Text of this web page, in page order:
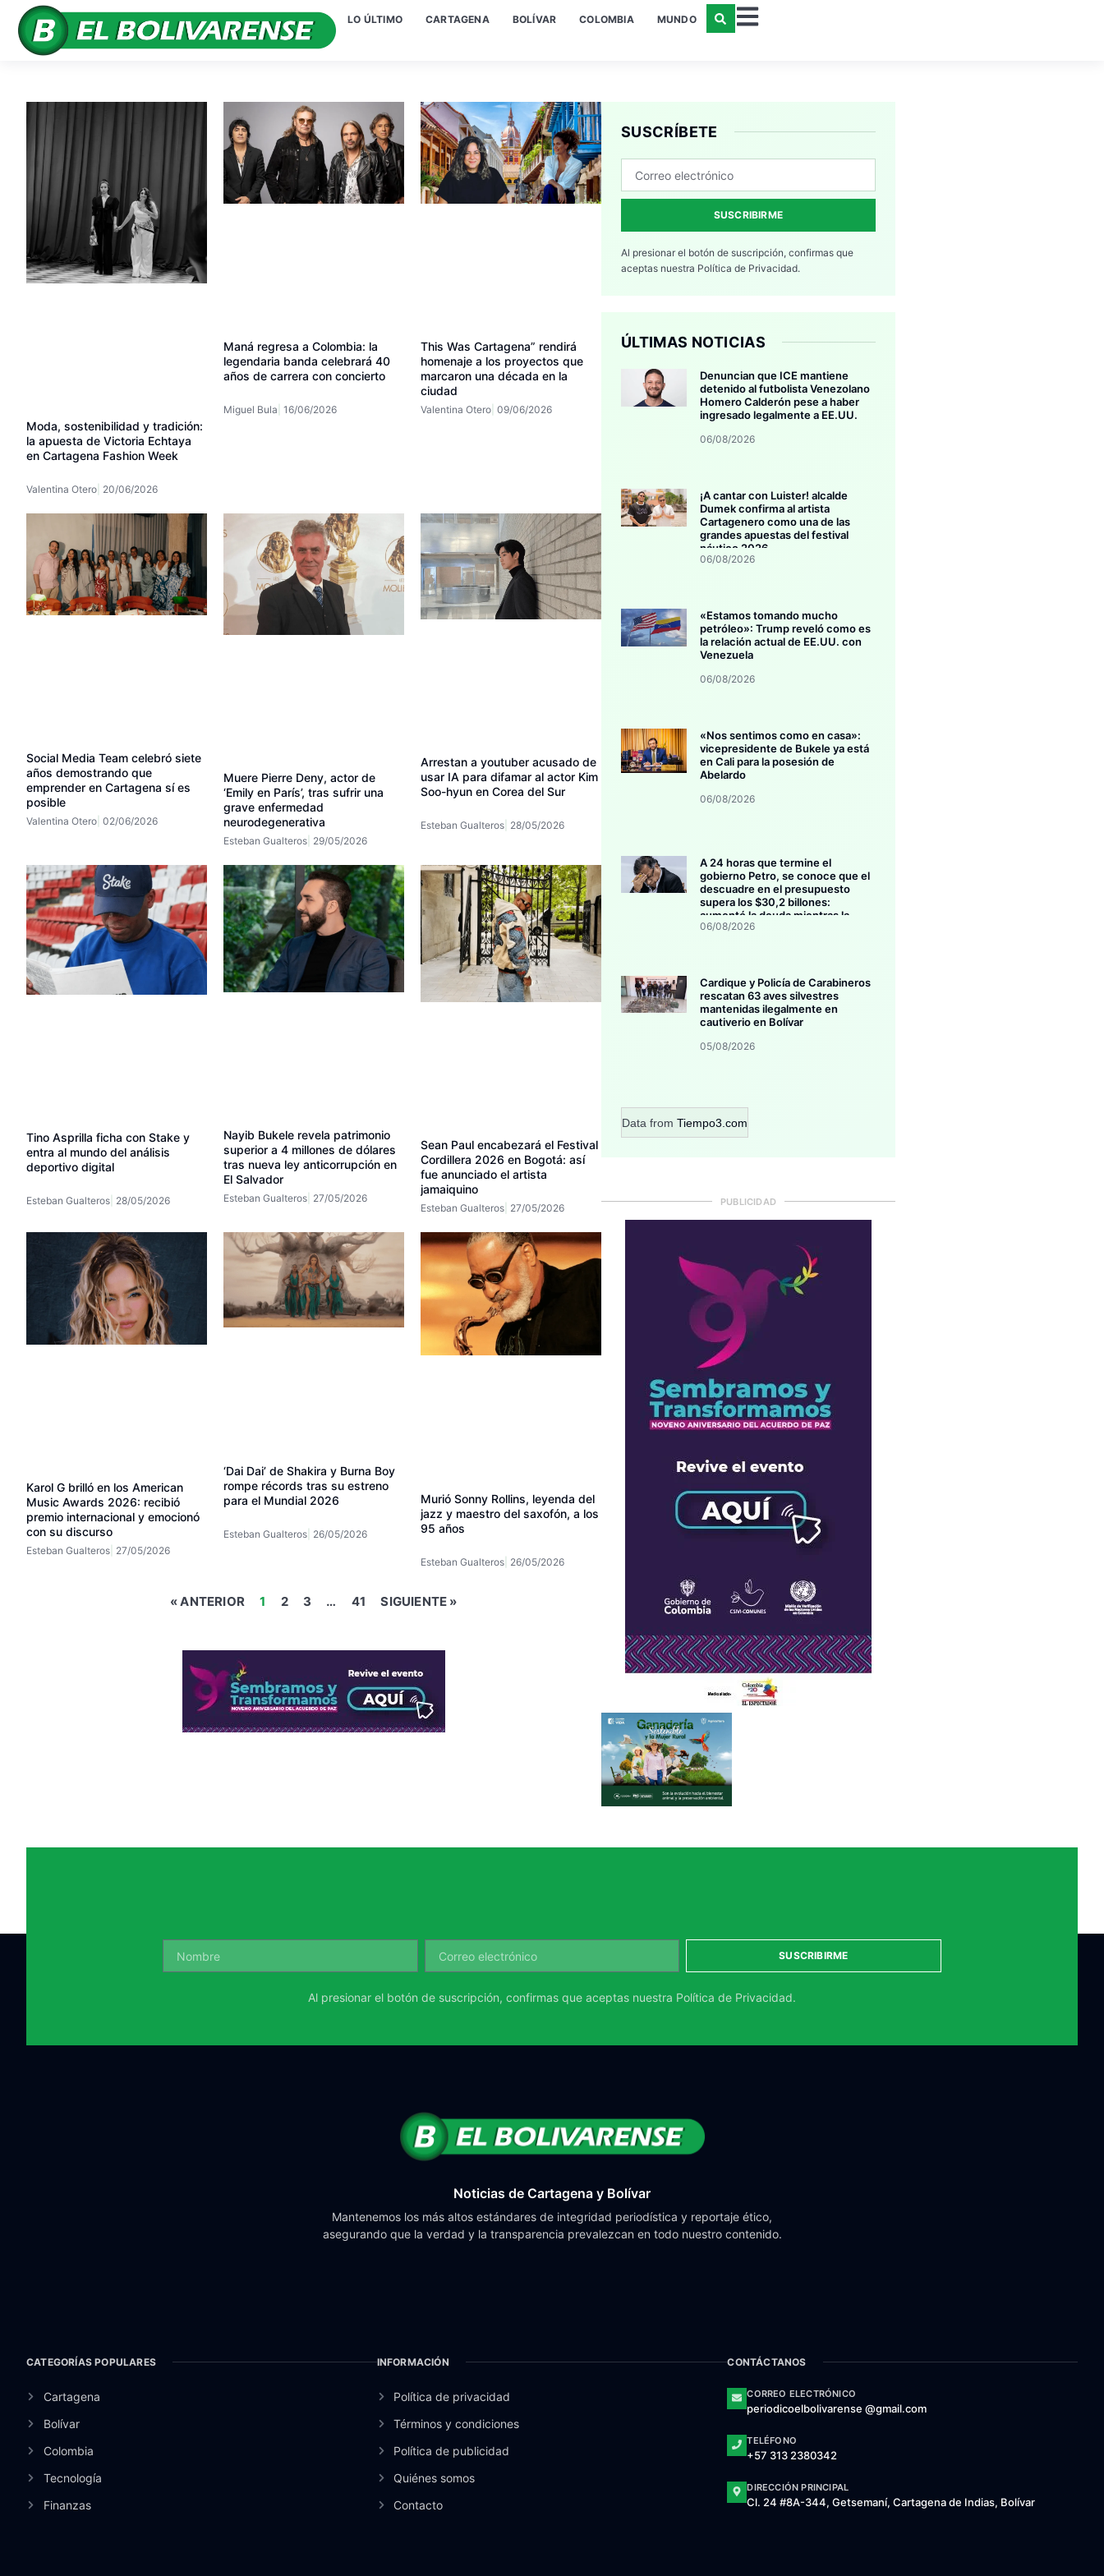
LO ÚLTIMO CARTAGENA BOLÍVAR COLOMBIA MUNDO
Moda, sostenibilidad y tradición:
la apuesta de Victoria Echtaya
en Cartagena Fashion Week
Valentina Otero 20/06/2026
Maná regresa a Colombia: la
legendaria banda celebrará 40
años de carrera con concierto
Miguel Bula 16/06/2026
This Was Cartagena” rendirá
homenaje a los proyectos que
marcaron una década en la
ciudad
Valentina Otero 09/06/2026
Social Media Team celebró siete
años demostrando que
emprender en Cartagena sí es
posible
Valentina Otero 02/06/2026
Muere Pierre Deny, actor de
‘Emily en París’, tras sufrir una
grave enfermedad
neurodegenerativa
Esteban Gualteros 29/05/2026
Arrestan a youtuber acusado de
usar IA para difamar al actor Kim
Soo-hyun en Corea del Sur
Esteban Gualteros 28/05/2026
Tino Asprilla ficha con Stake y
entra al mundo del análisis
deportivo digital
Esteban Gualteros 28/05/2026
Nayib Bukele revela patrimonio
superior a 4 millones de dólares
tras nueva ley anticorrupción en
El Salvador
Esteban Gualteros 27/05/2026
Sean Paul encabezará el Festival
Cordillera 2026 en Bogotá: así
fue anunciado el artista
jamaiquino
Esteban Gualteros 27/05/2026
Karol G brilló en los American
Music Awards 2026: recibió
premio internacional y emocionó
con su discurso
Esteban Gualteros 27/05/2026
‘Dai Dai’ de Shakira y Burna Boy
rompe récords tras su estreno
para el Mundial 2026
Esteban Gualteros 26/05/2026
Murió Sonny Rollins, leyenda del
jazz y maestro del saxofón, a los
95 años
Esteban Gualteros 26/05/2026
« ANTERIOR 1 2 3 … 41 SIGUIENTE »
SUSCRÍBETE
SUSCRIBIRME
Al presionar el botón de suscripción, confirmas que
aceptas nuestra Política de Privacidad.
ÚLTIMAS NOTICIAS
Denuncian que ICE mantiene
detenido al futbolista Venezolano
Homero Calderón pese a haber
ingresado legalmente a EE.UU.
06/08/2026
¡A cantar con Luister! alcalde
Dumek confirma al artista
Cartagenero como una de las
grandes apuestas del festival
náutico 2026
06/08/2026
«Estamos tomando mucho
petróleo»: Trump reveló como es
la relación actual de EE.UU. con
Venezuela
06/08/2026
«Nos sentimos como en casa»:
vicepresidente de Bukele ya está
en Cali para la posesión de
Abelardo
06/08/2026
A 24 horas que termine el
gobierno Petro, se conoce que el
descuadre en el presupuesto
supera los $30,2 billones:
aumentó la deuda mientras la
inversión se estanca
06/08/2026
Cardique y Policía de Carabineros
rescatan 63 aves silvestres
mantenidas ilegalmente en
cautiverio en Bolívar
05/08/2026
Data from Tiempo3.com
PUBLICIDAD
SUSCRIBIRME
Al presionar el botón de suscripción, confirmas que aceptas nuestra Política de Privacidad.
Noticias de Cartagena y Bolívar
Mantenemos los más altos estándares de integridad periodística y reportaje ético,
asegurando que la verdad y la transparencia prevalezcan en todo nuestro contenido.
CATEGORÍAS POPULARES
Cartagena
Bolívar
Colombia
Tecnología
Finanzas
INFORMACIÓN
Política de privacidad
Términos y condiciones
Política de publicidad
Quiénes somos
Contacto
CONTÁCTANOS
CORREO ELECTRÓNICO
periodicoelbolivarense @gmail.com
TELÉFONO
+57 313 2380342
DIRECCIÓN PRINCIPAL
Cl. 24 #8A-344, Getsemaní, Cartagena de Indias, Bolívar